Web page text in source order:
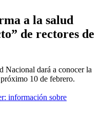
a la salud
de rectores de
Nacional dará a conocer la
10 de febrero.
información sobre